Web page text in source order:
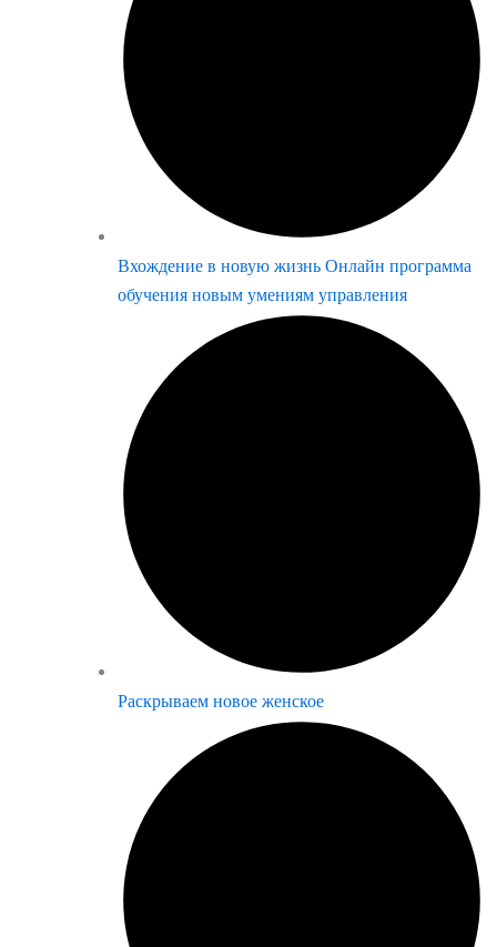
Вхождение в новую жизнь Онлайн программа
обучения новым умениям управления
Раскрываем новое женское